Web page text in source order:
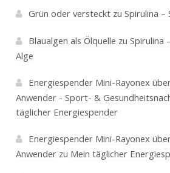
Grün oder verstecktzu Spirulina –
Blaualgen als Ölquelle zu Spirulina
Alge
Energiespender Mini-Rayonex
Anwender - Sport- &
täglicher Energiespender
Energiespender Mini-Rayonex
Anwenderzu Mein täglicher